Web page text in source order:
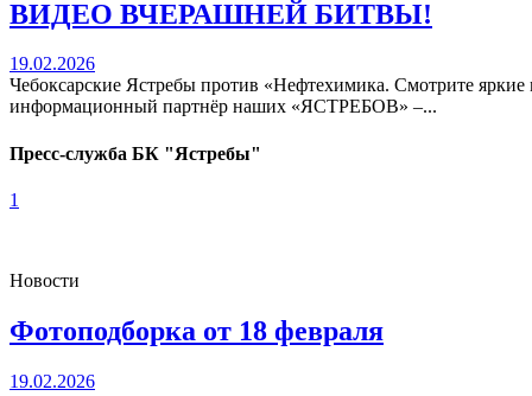
ВИДЕО ВЧЕРАШНЕЙ БИТВЫ!
19.02.2026
Чебоксарские Ястребы против «Нефтехимика. Смотрите
информационный партнёр наших «ЯСТРЕБОВ» –...
Пресс-служба БК "Ястребы"
1
Новости
Фотоподборка от 18 февраля
19.02.2026